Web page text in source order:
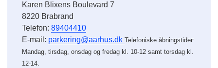
Karen Blixens Boulevard 7
8220 Brabrand
Telefon: 89404410
E-mail: parkering@aarhus.dk Telefoniske åbningstider:
Mandag, tirsdag, onsdag og fredag kl. 10-12 samt torsdag kl.
12-14.